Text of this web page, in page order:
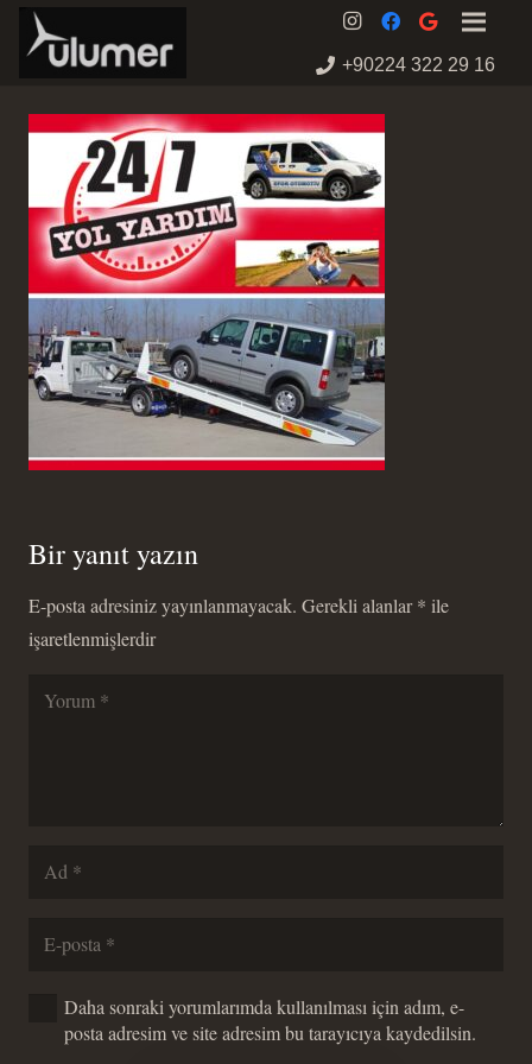
+90224 322 29 16
Bir yanıt yazın
E-posta adresiniz yayınlanmayacak. Gerekli alanlar* ile
işaretlenmişlerdir
Daha sonraki yorumlarımda kullanılması için adım, e-
posta adresim ve site adresim bu tarayıcıya kaydedilsin.